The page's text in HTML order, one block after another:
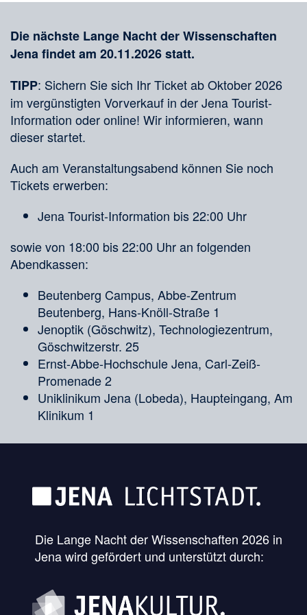
Die nächste Lange Nacht der Wissenschaften
Jena findet am 20.11.2026 statt.
TIPP: Sichern Sie sich Ihr Ticket ab Oktober 2026
im vergünstigten Vorverkauf in der Jena Tourist-
Information oder online! Wir informieren, wann
dieser startet.
Auch am Veranstaltungsabend können Sie noch
Tickets erwerben:
Jena Tourist-Information bis 22:00 Uhr
sowie von 18:00 bis 22:00 Uhr an folgenden
Abendkassen:
Beutenberg Campus, Abbe-Zentrum
Beutenberg, Hans-Knöll-Straße 1
Jenoptik (Göschwitz), Technologiezentrum,
Göschwitzerstr. 25
Ernst-Abbe-Hochschule Jena, Carl-Zeiß-
Promenade 2
Uniklinikum Jena (Lobeda), Haupteingang, Am
Klinikum 1
Die Lange Nacht der Wissenschaften 2026 in
Jena wird gefördert und unterstützt durch: